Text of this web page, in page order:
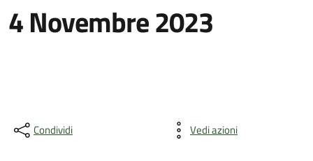
4 Novembre 2023
Condividi Vedi azioni